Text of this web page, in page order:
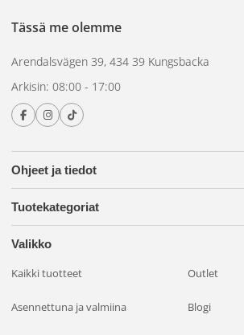
Ohjeet ja tiedot
Tuotekategoriat
Valikko
Kaikki tuotteet Outlet
Asennettuna ja valmiina Blogi
Tässä me olemme
Arendalsvägen 39, 434 39 Kungsbacka
Arkisin: 08:00 - 17:00